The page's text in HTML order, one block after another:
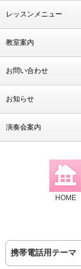
レッスンメニュー
教室案内
お問い合わせ
お知らせ
演奏会案内
HOME
携帯電話用テーマ